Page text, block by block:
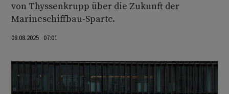
von Thyssenkrupp über die Zukunft der
Marineschiffbau-Sparte.
08.08.2025 07:01